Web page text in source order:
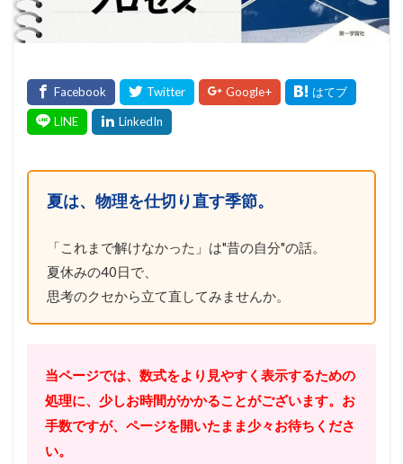
夏は、物理を仕切り直す季節。
「これまで解けなかった」は"昔の自分"の話。
夏休みの40日で、
思考のクセから立て直してみませんか。
当ページでは、数式をより見やすく表示するための
処理に、少しお時間がかかることがございます。お
手数ですが、ページを開いたまま少々お待ちくださ
い。